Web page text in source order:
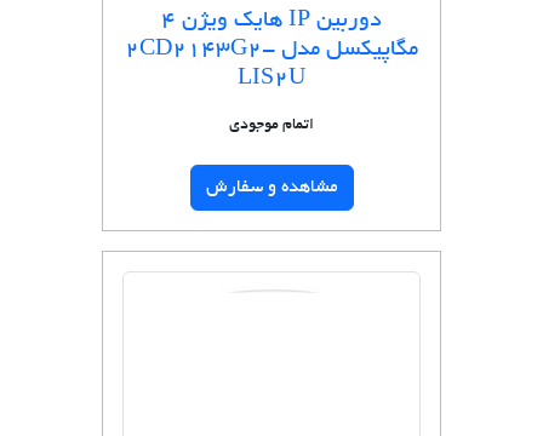
دوربین IP هایک ویژن 4
مگاپیکسل مدل 2CD2143G2-
LIS2U
اتمام موجودی
مشاهده و سفارش